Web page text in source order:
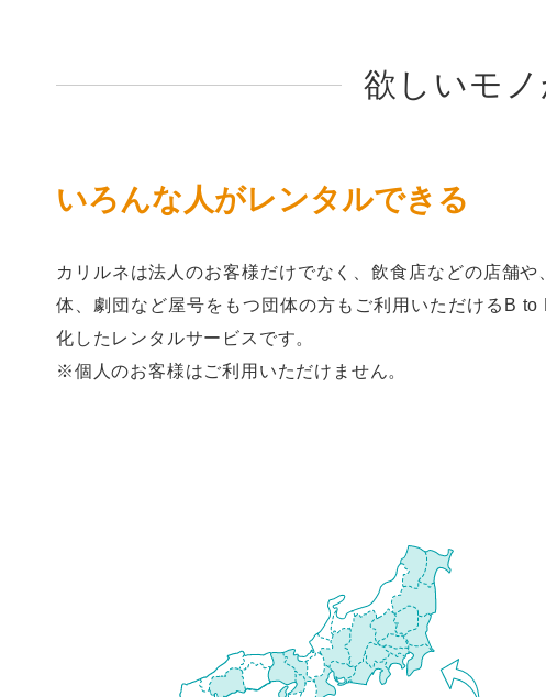
欲しいモ
いろんな人がレンタルできる
カリルネは法人のお客様だけでなく、飲食店などの店舗や
体、劇団など屋号をもつ団体の方もご利用いただけるB to
化したレンタルサービスです。
※個人のお客様はご利用いただけません。